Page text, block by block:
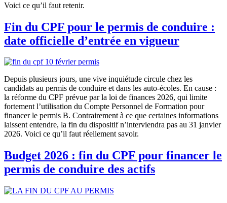
Voici ce qu’il faut retenir.
Fin du CPF pour le permis de conduire :
date officielle d’entrée en vigueur
Depuis plusieurs jours, une vive inquiétude circule chez les
candidats au permis de conduire et dans les auto-écoles. En cause :
la réforme du CPF prévue par la loi de finances 2026, qui limite
fortement l’utilisation du Compte Personnel de Formation pour
financer le permis B. Contrairement à ce que certaines informations
laissent entendre, la fin du dispositif n’interviendra pas au 31 janvier
2026. Voici ce qu’il faut réellement savoir.
Budget 2026 : fin du CPF pour financer le
permis de conduire des actifs